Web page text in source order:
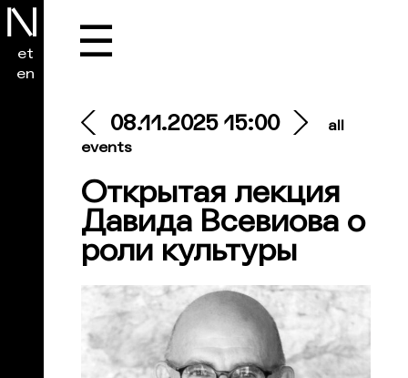
et
en
☰
08.11.2025 15:00
all
events
Открытая лекция
Давида Всевиова о
роли культуры